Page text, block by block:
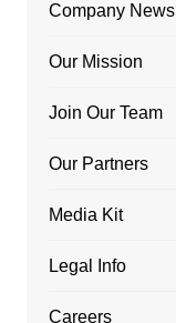
Company News
Our Mission
Join Our Team
Our Partners
Media Kit
Legal Info
Careers